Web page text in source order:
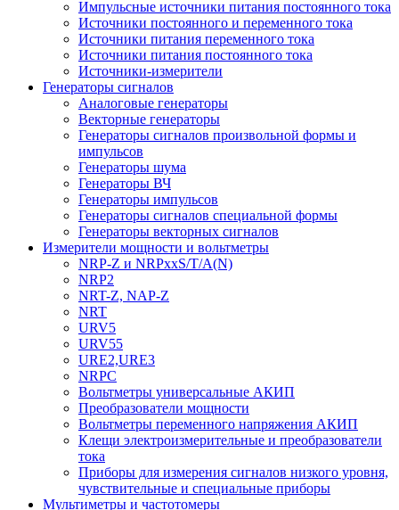
Импульсные источники питания постоянного тока
Источники постоянного и переменного тока
Источники питания переменного тока
Источники питания постоянного тока
Источники-измерители
Генераторы сигналов
Аналоговые генераторы
Векторные генераторы
Генераторы сигналов произвольной формы и
импульсов
Генераторы шума
Генераторы ВЧ
Генераторы импульсов
Генераторы сигналов специальной формы
Генераторы векторных сигналов
Измерители мощности и вольтметры
NRP-Z и NRPхxS/T/A(N)
NRP2
NRT-Z, NAP-Z
NRT
URV5
URV55
URE2,URE3
NRPC
Вольтметры универсальные АКИП
Преобразователи мощности
Вольтметры переменного напряжения АКИП
Клещи электроизмерительные и преобразователи
тока
Приборы для измерения сигналов низкого уровня,
чувствительные и специальные приборы
Мультиметры и частотомеры